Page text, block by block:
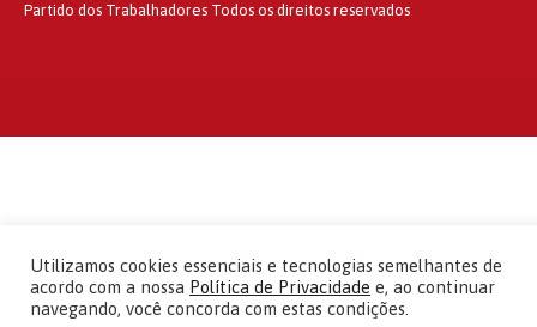
Partido dos Trabalhadores Todos os direitos reservados
Utilizamos cookies essenciais e tecnologias semelhantes de
acordo com a nossa Política de Privacidade e, ao continuar
navegando, você concorda com estas condições.